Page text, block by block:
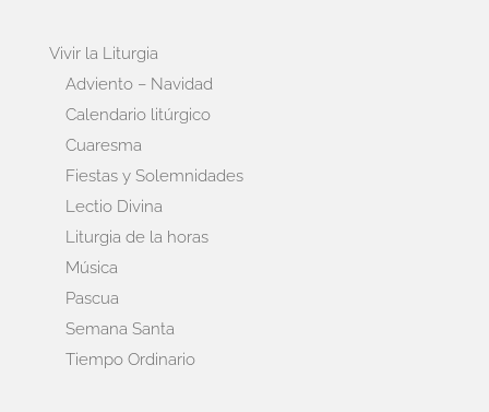
Vivir la Liturgia
Adviento – Navidad
Calendario litúrgico
Cuaresma
Fiestas y Solemnidades
Lectio Divina
Liturgia de la horas
Música
Pascua
Semana Santa
Tiempo Ordinario